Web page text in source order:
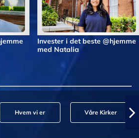
Invester i det beste @hjemme
med Natalia
Hvem vi er Våre Kirker